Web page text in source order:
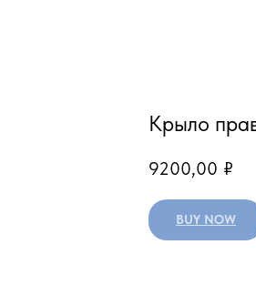
Крыло
9200,00 ₽
BUY NOW